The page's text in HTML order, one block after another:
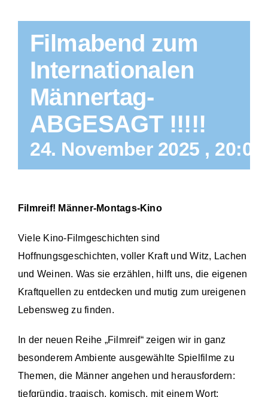
Filmabend zum
Internationalen
Männertag-
ABGESAGT !!!!!
24. November 2025 , 20:00
Filmreif! Männer-Montags-Kino
Viele Kino-Filmgeschichten sind
Hoffnungsgeschichten, voller Kraft und Witz, Lachen
und Weinen. Was sie erzählen, hilft uns, die eigenen
Kraftquellen zu entdecken und mutig zum ureigenen
Lebensweg zu finden.
In der neuen Reihe „Filmreif“ zeigen wir in ganz
besonderem Ambiente ausgewählte Spielfilme zu
Themen, die Männer angehen und herausfordern:
tiefgründig, tragisch, komisch, mit einem Wort: